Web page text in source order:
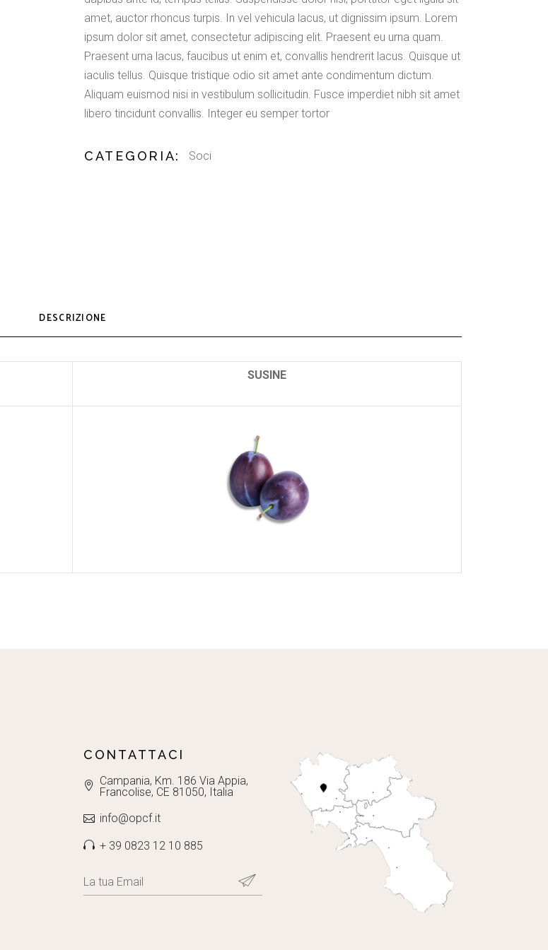
amet, auctor rhoncus turpis. In vel vehicula lacus, ut dignissim ipsum. Lorem
ipsum dolor sit amet, consectetur adipiscing elit. Praesent eu urna quam.
Praesent urna lacus, faucibus ut enim et, convallis hendrerit lacus. Quisque ut
iaculis tellus. Quisque tristique odio sit amet ante condimentum dictum.
Aliquam euismod nisi in vestibulum sollicitudin. Fusce imperdiet nibh sit amet
libero tincidunt convallis. Integer eu semper tortor
CATEGORIA: Soci
DESCRIZIONE
SUSINE
CONTATTACI
Campania, Km. 186 Via Appia,
Francolise, CE 81050, Italia
info@opcf.it
+ 39 0823 12 10 885